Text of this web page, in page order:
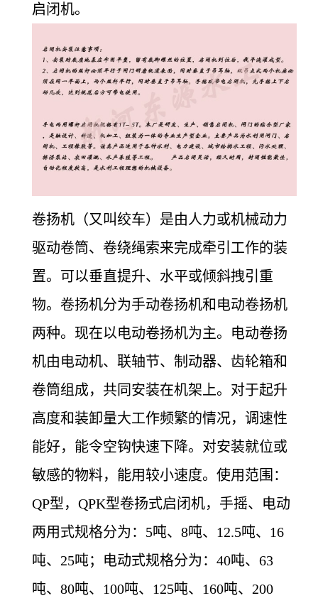
启闭机。
卷扬机（又叫绞车）是由人力或机械动力
驱动卷筒、卷绕绳索来完成牵引工作的装
置。可以垂直提升、水平或倾斜拽引重
物。卷扬机分为手动卷扬机和电动卷扬机
两种。现在以电动卷扬机为主。电动卷扬
机由电动机、联轴节、制动器、齿轮箱和
卷筒组成，共同安装在机架上。对于起升
高度和装卸量大工作频繁的情况，调速性
能好，能令空钩快速下降。对安装就位或
敏感的物料，能用较小速度。使用范围：
QP型，QPK型卷扬式启闭机，手摇、电动
两用式规格分为：5吨、8吨、12.5吨、16
吨、25吨；电动式规格分为：40吨、63
吨、80吨、100吨、125吨、160吨、200